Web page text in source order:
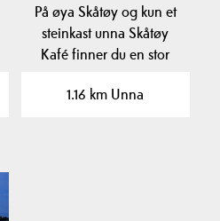
På øya Skåtøy og kun et
steinkast unna Skåtøy
Kafé finner du en stor
1.16 km Unna